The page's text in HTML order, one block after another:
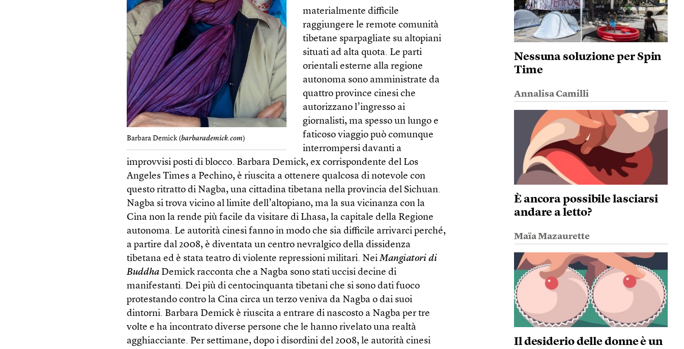
Barbara Demick (barbarademick.com)
materialmente difficile
raggiungere le remote comunità
tibetane sparpagliate su altopiani
situati ad alta quota. Le parti
orientali esterne alla regione
autonoma sono amministrate da
quattro province cinesi che
autorizzano l’ingresso ai
giornalisti, ma spesso un lungo e
faticoso viaggio può comunque
interrompersi davanti a
improvvisi posti di blocco. Barbara Demick, ex corrispondente del Los
Angeles Times a Pechino, è riuscita a ottenere qualcosa di notevole con
questo ritratto di Nagba, una cittadina tibetana nella provincia del Sichuan.
Nagba si trova vicino al limite dell’altopiano, ma la sua vicinanza con la
Cina non la rende più facile da visitare di Lhasa, la capitale della Regione
autonoma. Le autorità cinesi fanno in modo che sia difficile arrivarci perché,
a partire dal 2008, è diventata un centro nevralgico della dissidenza
tibetana ed è stata teatro di violente repressioni militari. NeiMangiatori di
Buddha Demick racconta che a Nagba sono stati uccisi decine di
manifestanti. Dei più di centocinquanta tibetani che si sono dati fuoco
protestando contro la Cina circa un terzo veniva da Nagba o dai suoi
dintorni. Barbara Demick è riuscita a entrare di nascosto a Nagba per tre
volte e ha incontrato diverse persone che le hanno rivelato una realtà
agghiacciante. Per settimane, dopo i disordini del 2008, le autorità cinesi
Nessuna soluzione per Spin
Time
Annalisa Camilli
È ancora possibile lasciarsi
andare a letto?
Maïa Mazaurette
Il desiderio delle donne è un